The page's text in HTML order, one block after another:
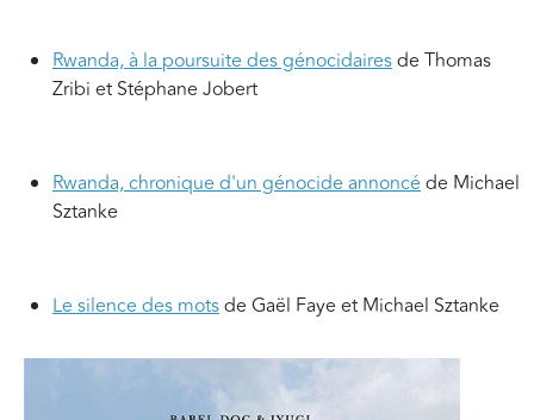
Rwanda, à la poursuite des génocidairesde Thomas
Zribi et Stéphane Jobert
Rwanda, chronique d'un génocide annoncé de Michael
Sztanke
Le silence des motsde Gaël Faye et Michael Sztanke